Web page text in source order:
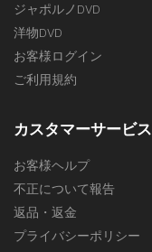
ジャポルノDVD
洋物DVD
お客様ログイン
ご利用規約
カスタマーサービス
お客様ヘルプ
不正について報告
返品・返金
プライバシーポリシー